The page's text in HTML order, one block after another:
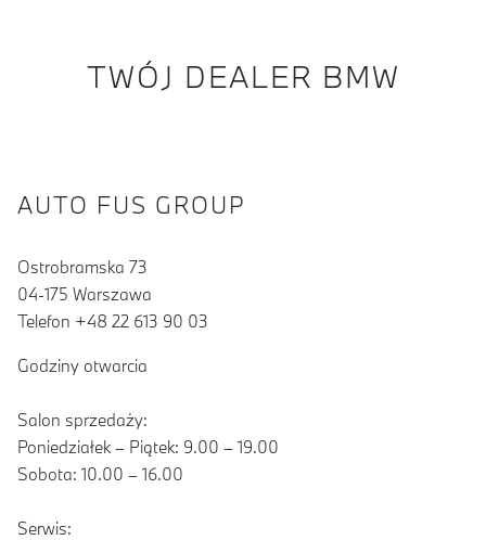
TWÓJ DEALER BMW
AUTO FUS GROUP
Ostrobramska 73
04-175 Warszawa
Telefon +48 22 613 90 03
Godziny otwarcia
Salon sprzedaży:
Poniedziałek – Piątek: 9.00 – 19.00
Sobota: 10.00 – 16.00
Serwis: